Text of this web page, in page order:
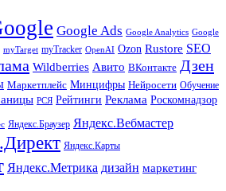
Google Ads Google Analytics Google
myTarget myTracker OpenAI Ozon Rustore SEO
Wildberries Авито ВКонтакте Дзен
Маркетплейс Минцифры Нейросети Обучение
РСЯ Рейтинги Реклама Роскомнадзор
Яндекс.Браузер Яндекс.Вебмастер
Яндекс.Карты
Яндекс.Метрика дизайн маркетинг